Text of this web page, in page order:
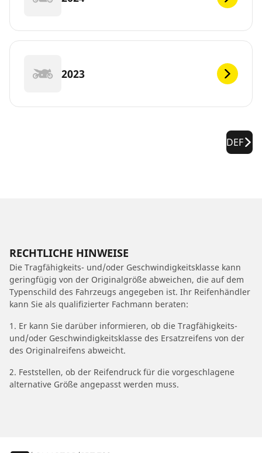
2023
DEF
RECHTLICHE HINWEISE
Die Tragfähigkeits- und/oder Geschwindigkeitsklasse kann
geringfügig von der Originalgröße abweichen, die auf dem
Typenschild des Fahrzeugs angegeben ist. Ihr Reifenhändler
kann Sie als qualifizierter Fachmann beraten:
1. Er kann Sie darüber informieren, ob die Tragfähigkeits-
und/oder Geschwindigkeitsklasse des Ersatzreifens von der
des Originalreifens abweicht.
2. Feststellen, ob der Reifendruck für die vorgeschlagene
alternative Größe angepasst werden muss.